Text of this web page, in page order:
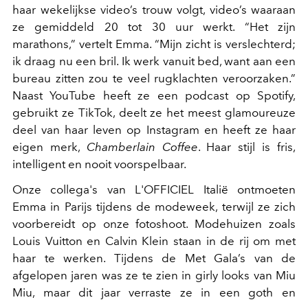
haar wekelijkse video’s trouw volgt, video’s waaraan
ze gemiddeld 20 tot 30 uur werkt. “Het zijn
marathons,” vertelt Emma. “Mijn zicht is verslechterd;
ik draag nu een bril. Ik werk vanuit bed, want aan een
bureau zitten zou te veel rugklachten veroorzaken.”
Naast YouTube heeft ze een podcast op Spotify,
gebruikt ze TikTok, deelt ze het meest glamoureuze
deel van haar leven op Instagram en heeft ze haar
eigen merk, Chamberlain Coffee. Haar stijl is fris,
intelligent en nooit voorspelbaar.
Onze collega's van L'OFFICIEL Italië ontmoeten
Emma in Parijs tijdens de modeweek, terwijl ze zich
voorbereidt op onze fotoshoot. Modehuizen zoals
Louis Vuitton en Calvin Klein staan in de rij om met
haar te werken. Tijdens de Met Gala’s van de
afgelopen jaren was ze te zien in girly looks van Miu
Miu, maar dit jaar verraste ze in een goth en